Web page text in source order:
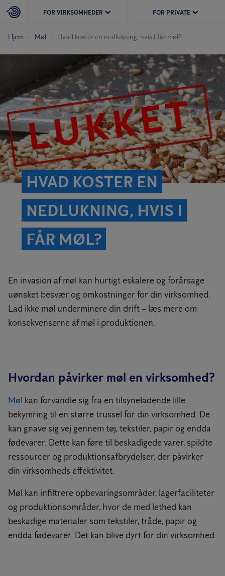
FOR VIRKSOMHEDER FOR PRIVATE
Hjem Møl Hvad koster en nedlukning, hvis I får møl?
HVAD KOSTER EN
NEDLUKNING, HVIS I
FÅR MØL?
En invasion af møl kan hurtigt eskalere og forårsage
uønsket besvær og omkostninger for din virksomhed.
Lad ikke møl underminere din drift – læs mere om
konsekvenserne af møl i produktionen.
Hvordan påvirker møl en virksomhed?
Møl kan forvandle sig fra en tilsyneladende lille
bekymring til en større trussel for din virksomhed. De
kan gnave sig vej gennem tøj, tekstiler, papir og endda
fødevarer. Dette kan føre til beskadigede varer, spildte
ressourcer og produktionsafbrydelser, der påvirker
din virksomheds effektivitet.
Møl kan infiltrere opbevaringsområder, lagerfaciliteter
og produktionsområder, hvor de med lethed kan
beskadige materialer som tekstiler, tråde, papir og
endda fødevarer. Det kan blive dyrt for din virksomhed.